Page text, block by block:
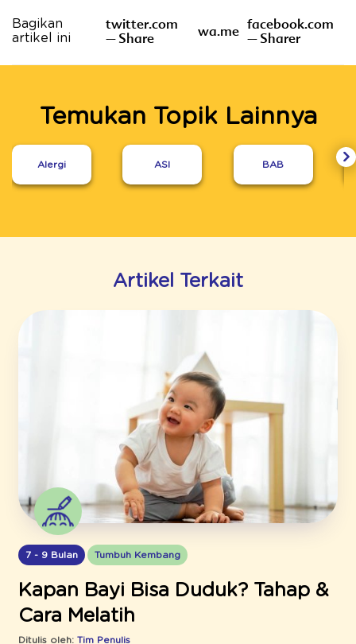
Bagikan
artikel ini
twitter.com
– Share
wa.me facebook.com
– Sharer
Temukan Topik Lainnya
Alergi ASI BAB
Artikel Terkait
7 - 9 Bulan Tumbuh Kembang
Kapan Bayi Bisa Duduk? Tahap &
Cara Melatih
Ditulis oleh: Tim Penulis